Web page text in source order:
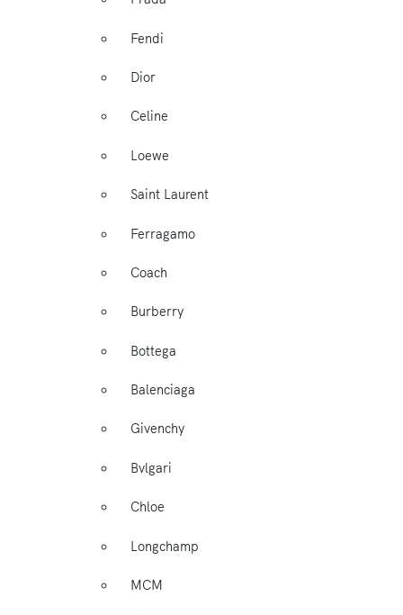
Fendi
Dior
Celine
Loewe
Saint Laurent
Ferragamo
Coach
Burberry
Bottega
Balenciaga
Givenchy
Bvlgari
Chloe
Longchamp
MCM